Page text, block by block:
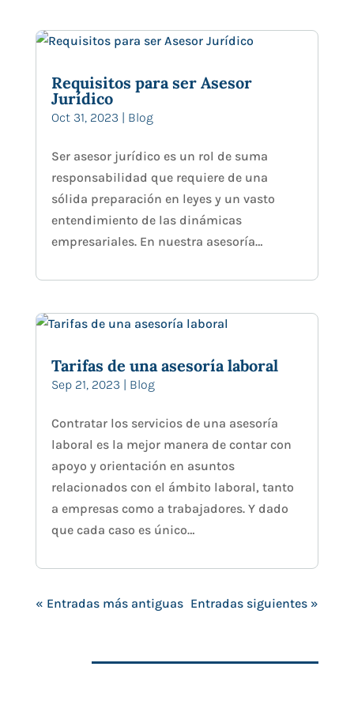
Requisitos para ser Asesor
Jurídico
Oct 31, 2023 | Blog
Ser asesor jurídico es un rol de suma
responsabilidad que requiere de una
sólida preparación en leyes y un vasto
entendimiento de las dinámicas
empresariales. En nuestra asesoría…
Tarifas de una asesoría laboral
Sep 21, 2023 | Blog
Contratar los servicios de una asesoría
laboral es la mejor manera de contar con
apoyo y orientación en asuntos
relacionados con el ámbito laboral, tanto
a empresas como a trabajadores. Y dado
que cada caso es único…
« Entradas más antiguas Entradas siguientes »